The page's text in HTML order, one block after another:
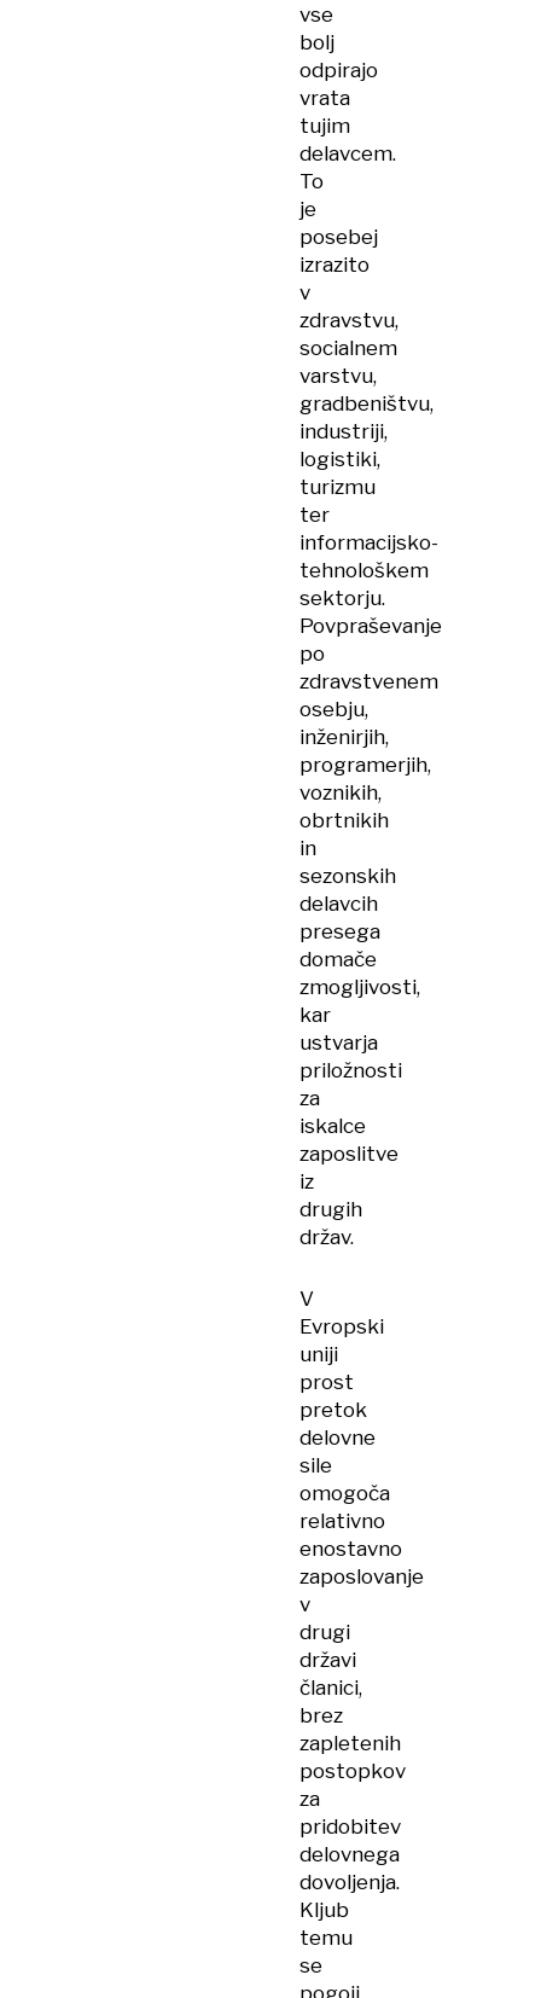
vse
bolj
odpirajo
vrata
tujim
delavcem.
To
je
posebej
izrazito
v
zdravstvu,
socialnem
varstvu,
gradbeništvu,
industriji,
logistiki,
turizmu
ter
informacijsko-
tehnološkem
sektorju.
Povpraševanje
po
zdravstvenem
osebju,
inženirjih,
programerjih,
voznikih,
obrtnikih
in
sezonskih
delavcih
presega
domače
zmogljivosti,
kar
ustvarja
priložnosti
za
iskalce
zaposlitve
iz
drugih
držav.
V
Evropski
uniji
prost
pretok
delovne
sile
omogoča
relativno
enostavno
zaposlovanje
v
drugi
državi
članici,
brez
zapletenih
postopkov
za
pridobitev
delovnega
dovoljenja.
Kljub
temu
se
pogoji